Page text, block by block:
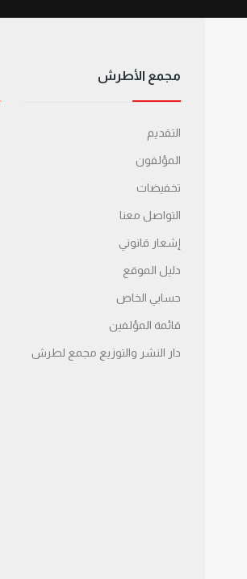
مجمع الأطرش
التقديم
المؤلفون
تخفيضات
التواصل معنا
إشعار قانوني
دليل الموقع
حسابي الخاص
قائمة المؤلفين
دار النشر والتوزيع مجمع لطرش